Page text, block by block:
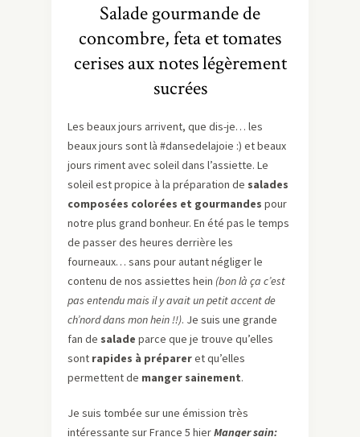
Salade gourmande de
concombre, feta et tomates
cerises aux notes légèrement
sucrées
Les beaux jours arrivent, que dis-je… les
beaux jours sont là #dansedelajoie :) et beaux
jours riment avec soleil dans l’assiette. Le
soleil est propice à la préparation de salades
composées colorées et gourmandes pour
notre plus grand bonheur. En été pas le temps
de passer des heures derrière les
fourneaux… sans pour autant négliger le
contenu de nos assiettes hein (bon là ça c’est
pas entendu mais il y avait un petit accent de
ch’nord dans mon hein !!). Je suis une grande
fan de salade parce que je trouve qu’elles
sont rapides à prépareret qu’elles
permettent de manger sainement.
Je suis tombée sur une émission très
intéressante sur France 5 hierManger sain: